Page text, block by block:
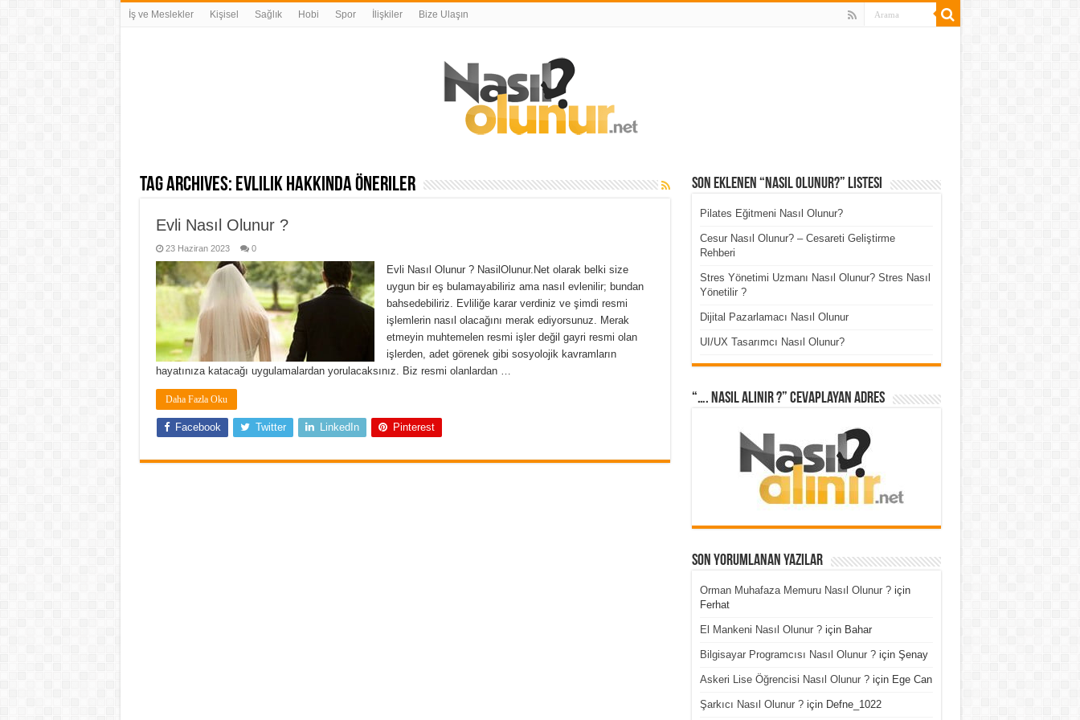
İş ve Meslekler Kişisel Sağlık Hobi Spor İlişkiler Bize Ulaşın
Tag Archives: evlilik hakkında öneriler
Evli Nasıl Olunur ?
23 Haziran 2023 0
Evli Nasıl Olunur ? NasilOlunur.Net olarak belki size
uygun bir eş bulamayabiliriz ama nasıl evlenilir; bundan
bahsedebiliriz. Evliliğe karar verdiniz ve şimdi resmi
işlemlerin nasıl olacağını merak ediyorsunuz. Merak
etmeyin muhtemelen resmi işler değil gayri resmi olan
işlerden, adet görenek gibi sosyolojik kavramların
hayatınıza katacağı uygulamalardan yorulacaksınız. Biz resmi olanlardan …
Daha Fazla Oku
Facebook Twitter LinkedIn Pinterest
Son Eklenen “Nasıl Olunur?” Listesi
Pilates Eğitmeni Nasıl Olunur?
Cesur Nasıl Olunur? – Cesareti Geliştirme
Rehberi
Stres Yönetimi Uzmanı Nasıl Olunur? Stres Nasıl
Yönetilir ?
Dijital Pazarlamacı Nasıl Olunur
UI/UX Tasarımcı Nasıl Olunur?
“…. Nasıl Alınır ?” cevaplayan adres
Son Yorumlanan Yazılar
Orman Muhafaza Memuru Nasıl Olunur ?için
Ferhat
El Mankeni Nasıl Olunur ?için Bahar
Bilgisayar Programcısı Nasıl Olunur ?için Şenay
Askeri Lise Öğrencisi Nasıl Olunur ?için Ege Can
Şarkıcı Nasıl Olunur ?için Defne_1022